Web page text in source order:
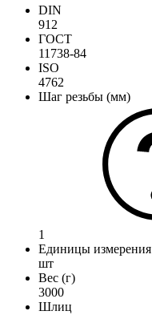
DIN
912
ГОСТ
11738-84
ISO
4762
Шаг резьбы (мм)
1
Единицы измерения
шт
Вес (г)
3000
Шлиц